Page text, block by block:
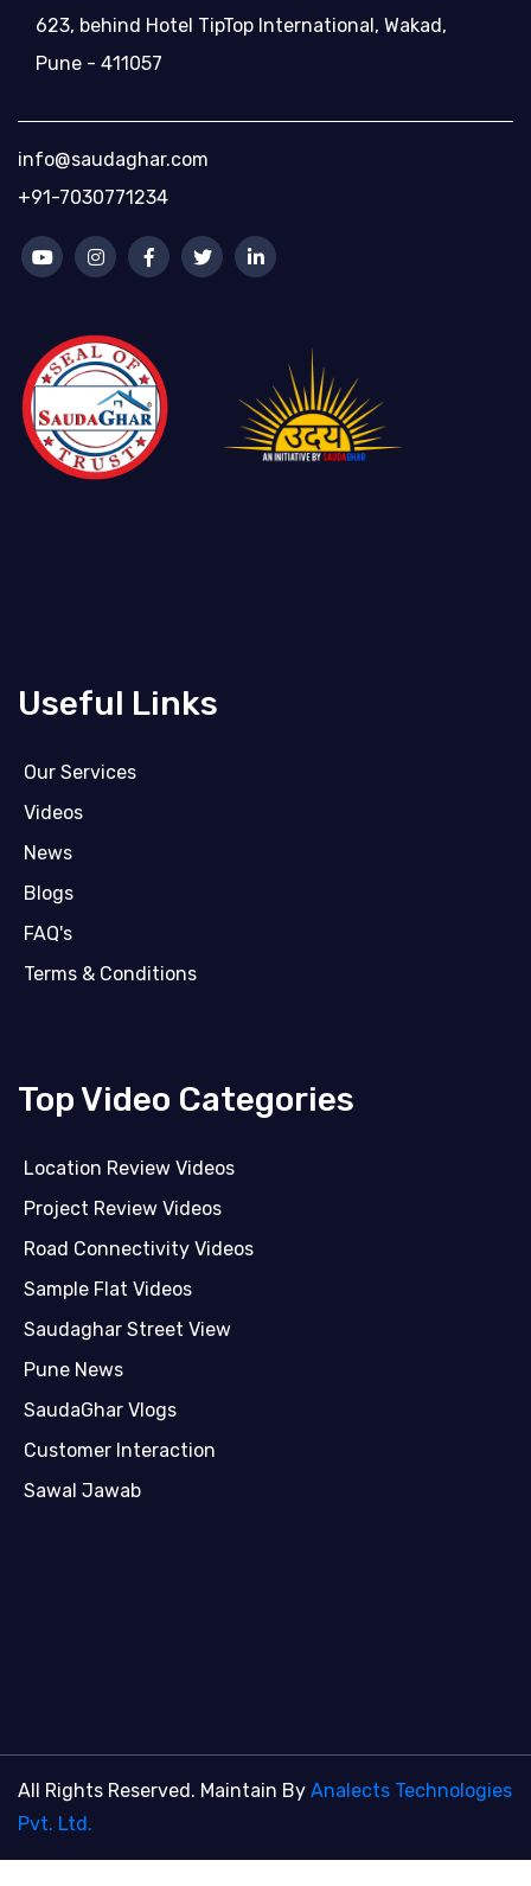
623, behind Hotel TipTop International, Wakad,
Pune - 411057
info@saudaghar.com
+91-7030771234
Useful Links
Our Services
Videos
News
Blogs
FAQ's
Terms & Conditions
Top Video Categories
Location Review Videos
Project Review Videos
Road Connectivity Videos
Sample Flat Videos
Saudaghar Street View
Pune News
SaudaGhar Vlogs
Customer Interaction
Sawal Jawab
All Rights Reserved. Maintain By Analects Technologies
Pvt. Ltd.